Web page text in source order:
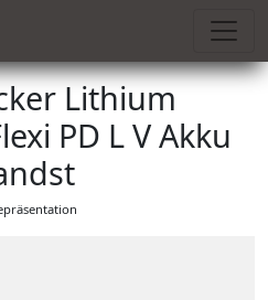
Lithium
PD L V Akku